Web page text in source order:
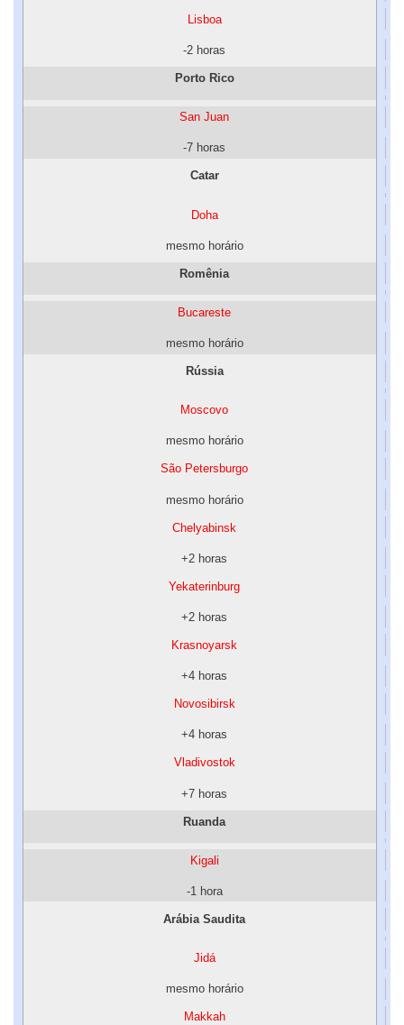
Lisboa
-2 horas
Porto Rico
San Juan
-7 horas
Catar
Doha
mesmo horário
Romênia
Bucareste
mesmo horário
Rússia
Moscovo
mesmo horário
São Petersburgo
mesmo horário
Chelyabinsk
+2 horas
Yekaterinburg
+2 horas
Krasnoyarsk
+4 horas
Novosibirsk
+4 horas
Vladivostok
+7 horas
Ruanda
Kigali
-1 hora
Arábia Saudita
Jidá
mesmo horário
Makkah